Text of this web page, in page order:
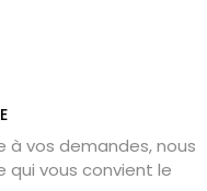
à vos demandes, nous
qui vous convient le